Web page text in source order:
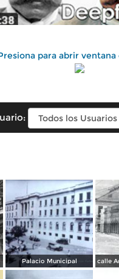
para abrir
Palacio Municipal